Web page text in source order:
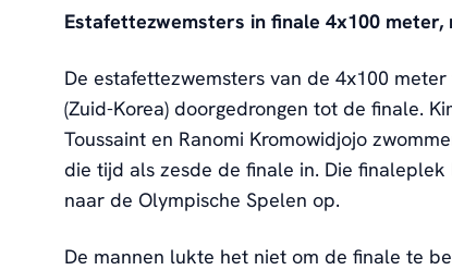
Estafettezwemsters in finale 4x100 meter,
De estafettezwemsters van de 4x100
(Zuid-Korea) doorgedrongen tot de finale.
Toussaint en Ranomi Kromowidjojo
die tijd als zesde de finale in. Die
naar de Olympische Spelen op.
De mannen lukte het niet om de finale te